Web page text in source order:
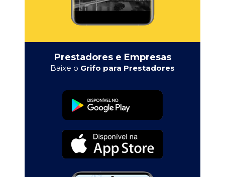
Prestadores e Empresas
Baixe o Grifo para Prestadores